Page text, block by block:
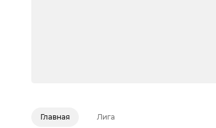
Главная Лига